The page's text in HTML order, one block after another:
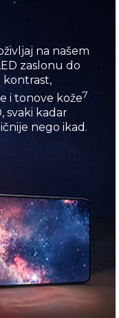
na našem
zaslonu do
kontrast,
i tonove kože7
svaki kadar
nego ikad.